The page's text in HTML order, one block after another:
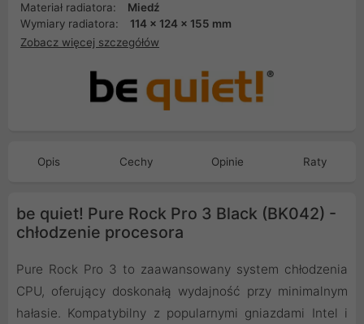
Materiał radiatora:
Miedź
Wymiary radiatora:
114 x 124 x 155 mm
Zobacz więcej szczegółów
Opis Cechy Opinie Raty
be quiet! Pure Rock Pro 3 Black (BK042) -
chłodzenie procesora
Pure Rock Pro 3 to zaawansowany system chłodzenia
CPU, oferujący doskonałą wydajność przy minimalnym
hałasie. Kompatybilny z popularnymi gniazdami Intel i